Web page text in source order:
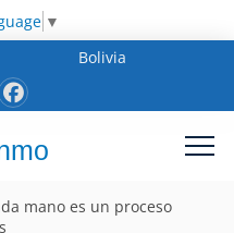
▼
Bolivia
mano es un proceso